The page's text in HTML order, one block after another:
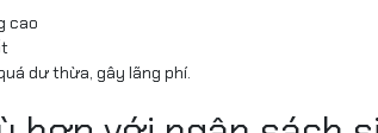
cao
dư thừa, gây lãng phí.